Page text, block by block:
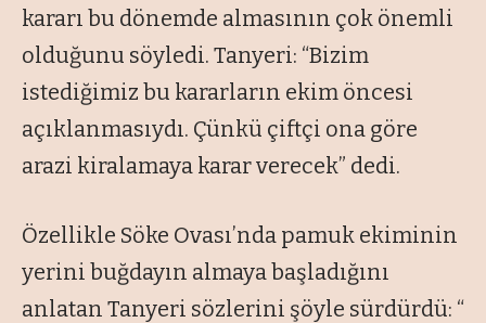
kararı bu dönemde almasının çok önemli
olduğunu söyledi. Tanyeri: “Bizim
istediğimiz bu kararların ekim öncesi
açıklanmasıydı. Çünkü çiftçi ona göre
arazi kiralamaya karar verecek” dedi.
Özellikle Söke Ovası’nda pamuk ekiminin
yerini buğdayın almaya başladığını
anlatan Tanyeri sözlerini şöyle sürdürdü: “